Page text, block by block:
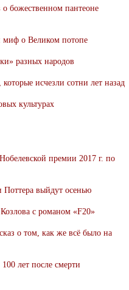
о божественном пантеоне
миф о Великом потопе
разных народов
исчезли сотни лет назад
культурах
премии 2017 г. по
выйдут осенью
с романом «F20»
о том, как же всё было на
лет после смерти